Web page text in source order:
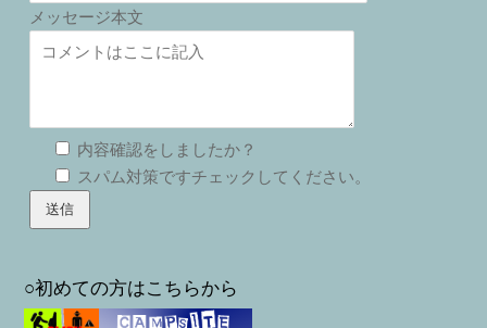
メッセージ本文
内容確認をしましたか？
スパム対策ですチェックしてください。
○初めての方はこちらから